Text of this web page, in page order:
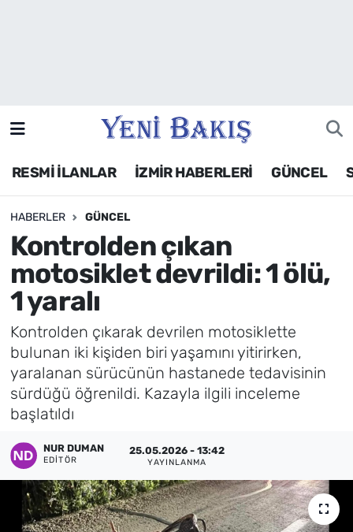
RESMİ İLANLAR İZMİR HABERLERİ GÜNCEL
HABERLER GÜNCEL
Kontrolden çıkan
motosiklet devrildi: 1 ölü,
1 yaralı
Kontrolden çıkarak devrilen motosiklette
bulunan iki kişiden biri yaşamını yitirirken,
yaralanan sürücünün hastanede tedavisinin
sürdüğü öğrenildi. Kazayla ilgili inceleme
başlatıldı
NUR DUMAN
EDITÖR
25.05.2026 - 13:42
YAYINLANMA
Siyaset
Asayiş / Polis-Adliye
Spor
Magazin
Foto Galeri
Künye
İletişim